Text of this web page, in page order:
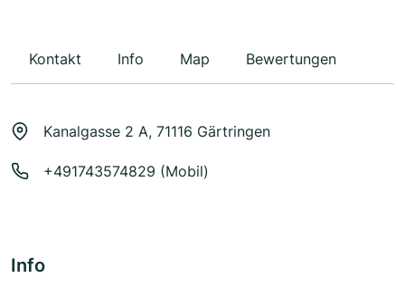
Kontakt Info Map Bewertungen
Kanalgasse 2 A, 71116 Gärtringen
+491743574829 (Mobil)
Info